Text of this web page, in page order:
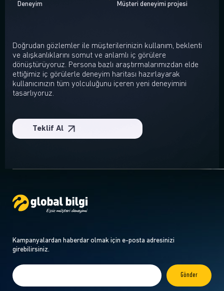
Deneyim Müşteri deneyimi projesi
Doğrudan gözlemler ile müşterilerinizin kullanım, beklenti
ve alışkanlıklarını somut ve anlamlı iç görülere
dönüştürüyoruz. Persona bazlı araştırmalarımızdan elde
ettiğimiz iç görülerle deneyim haritası hazırlayarak
kullanıcınızın tüm yolculuğunu içeren yeni deneyimini
tasarlıyoruz.
Teklif Al
Kampanyalardan haberdar olmak için e-posta adresinizi
girebilirsiniz.